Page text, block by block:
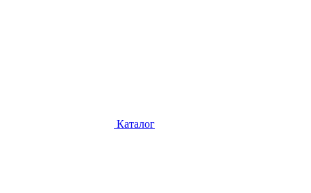
Каталог